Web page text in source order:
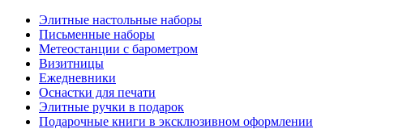
Элитные настольные наборы
Письменные наборы
Метеостанции с барометром
Визитницы
Ежедневники
Оснастки для печати
Элитные ручки в подарок
Подарочные книги в эксклюзивном оформлении